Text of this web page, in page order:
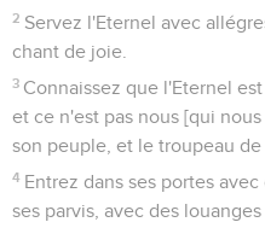
2 Servez l'Eternel avec
chant de joie.
3 Connaissez que l'Eternel
et ce n'est pas nous [qui
son peuple, et le troupeau de
4 Entrez dans ses portes
ses parvis, avec des